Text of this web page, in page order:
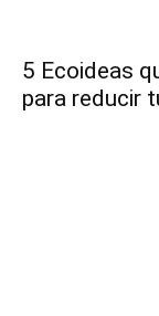
5 Ecoideas
para reducir